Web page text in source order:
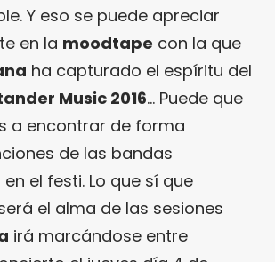
Y eso se puede apreciar
en la moodtape con la que
ha capturado el espíritu del
Music 2016… Puede que
a encontrar de forma
de las bandas
el festi. Lo que sí que
el alma de las sesiones
irá marcándose entre